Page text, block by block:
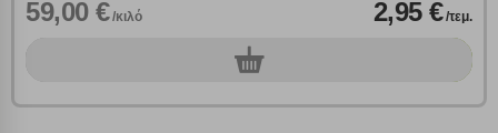
59,00 €/κιλό 2,95 €/τεμ.
0τεμ.